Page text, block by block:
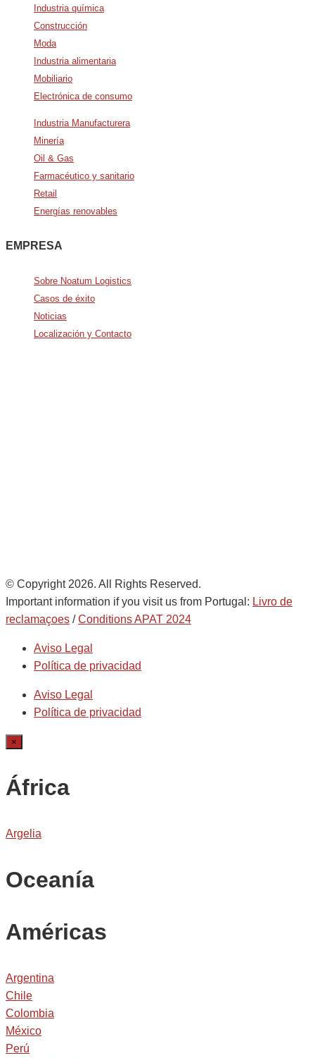
Industria química
Construcción
Moda
Industria alimentaria
Mobiliario
Electrónica de consumo
Industria Manufacturera
Minería
Oil & Gas
Farmacéutico y sanitario
Retail
Energías renovables
EMPRESA
Sobre Noatum Logistics
Casos de éxito
Noticias
Localización y Contacto
© Copyright 2026. All Rights Reserved.
Important information if you visit us from Portugal: Livro de
reclamaçoes /Conditions APAT 2024
Aviso Legal
Política de privacidad
Aviso Legal
Política de privacidad
×
África
Argelia
Oceanía
Américas
Argentina
Chile
Colombia
México
Perú